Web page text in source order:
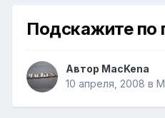
Подскажите по
Автор MacKena
10 апреля, 2008 в